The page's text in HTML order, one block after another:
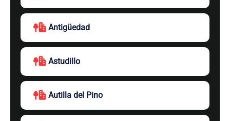
Antigüedad
Astudillo
Autilla del Pino